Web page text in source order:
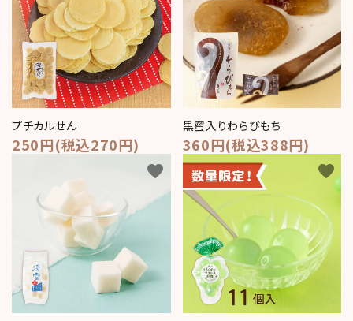
プチカルせん
250円(税込270円)
黒蜜入りわらびもち
360円(税込388円)
favorite favorite